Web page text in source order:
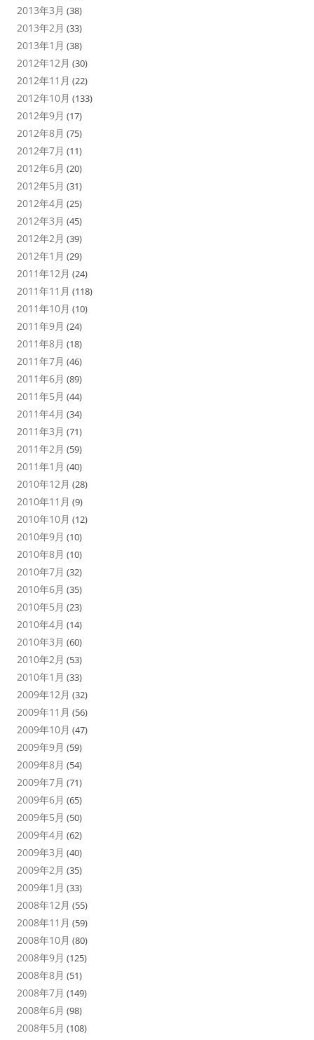
2013年3月 (38)
2013年2月 (33)
2013年1月 (38)
2012年12月 (30)
2012年11月 (22)
2012年10月 (133)
2012年9月 (17)
2012年8月 (75)
2012年7月 (11)
2012年6月 (20)
2012年5月 (31)
2012年4月 (25)
2012年3月 (45)
2012年2月 (39)
2012年1月 (29)
2011年12月 (24)
2011年11月 (118)
2011年10月 (10)
2011年9月 (24)
2011年8月 (18)
2011年7月 (46)
2011年6月 (89)
2011年5月 (44)
2011年4月 (34)
2011年3月 (71)
2011年2月 (59)
2011年1月 (40)
2010年12月 (28)
2010年11月 (9)
2010年10月 (12)
2010年9月 (10)
2010年8月 (10)
2010年7月 (32)
2010年6月 (35)
2010年5月 (23)
2010年4月 (14)
2010年3月 (60)
2010年2月 (53)
2010年1月 (33)
2009年12月 (32)
2009年11月 (56)
2009年10月 (47)
2009年9月 (59)
2009年8月 (54)
2009年7月 (71)
2009年6月 (65)
2009年5月 (50)
2009年4月 (62)
2009年3月 (40)
2009年2月 (35)
2009年1月 (33)
2008年12月 (55)
2008年11月 (59)
2008年10月 (80)
2008年9月 (125)
2008年8月 (51)
2008年7月 (149)
2008年6月 (98)
2008年5月 (108)